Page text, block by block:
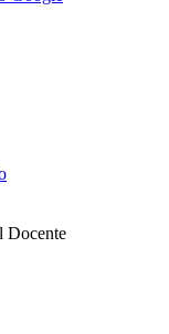
Docente